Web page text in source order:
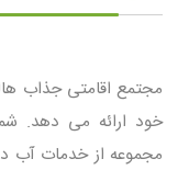
مجتمع اقامتی جذاب
خود ارائه می دهد.
مجموعه از خدمات آب